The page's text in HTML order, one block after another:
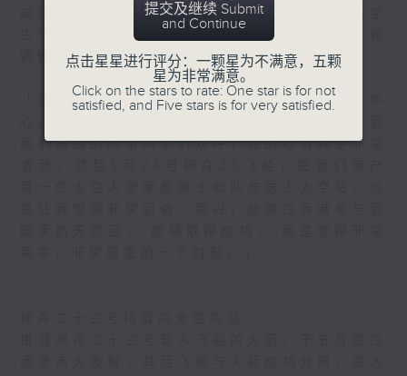
成功发射，仍然会非常兴奋。最近她跟同事和学
生一同见证「天韵相机」升空，令她十分难忘和
骄傲。
「最难忘的就是这次5月11号在海南文昌发射中
我们周围的同事同学们欢呼，我的心情真是非常
提交及继续 Submit
and Continue
点击星星进行评分：一颗星为不满意，五颗
星为非常满意。
Click on the stars to rate: One star is for not
satisfied, and Five stars is for very satisfied.